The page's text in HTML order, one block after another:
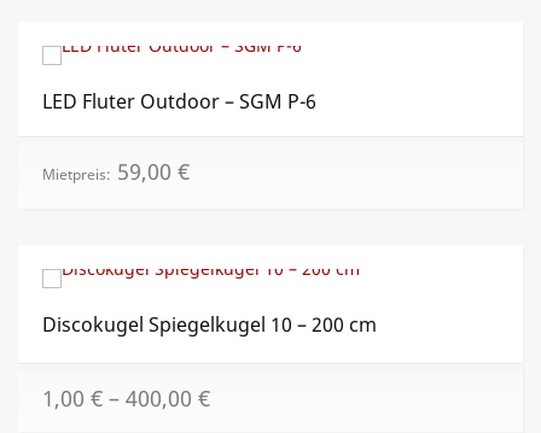
LED Fluter Outdoor – SGM P-6
Mietpreis: 59,00 €
Discokugel Spiegelkugel 10 – 200 cm
1,00 € – 400,00 €